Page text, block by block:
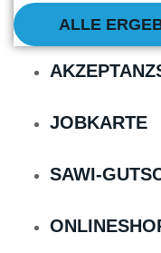
ALLE
JOBKARTE
SAWI-